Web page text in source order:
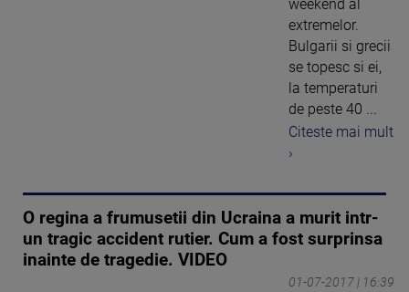
weekend al
extremelor.
Bulgarii si grecii
se topesc si ei,
la temperaturi
de peste 40 ...
Citeste mai mult
›
O regina a frumusetii din Ucraina a murit intr-
un tragic accident rutier. Cum a fost surprinsa
inainte de tragedie. VIDEO
01-07-2017 | 16:39